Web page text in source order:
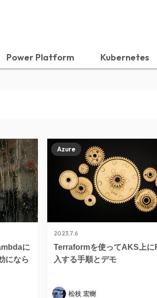
Power Platform Kubernetes
に
になら
2023.7.6
Terraformを使ってAKS上に
入する手順とデモ
Azure
松枝 宏樹